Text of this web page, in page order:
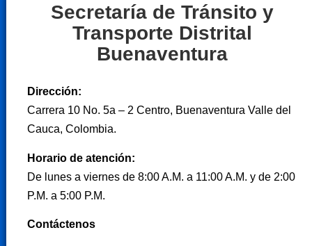
Secretaría de Tránsito y
Transporte Distrital
Buenaventura
Dirección:
Carrera 10 No. 5a – 2 Centro, Buenaventura Valle del
Cauca, Colombia.
Horario de atención:
De lunes a viernes de 8:00 A.M. a 11:00 A.M. y de 2:00
P.M. a 5:00 P.M.
Contáctenos